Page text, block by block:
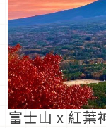
富士山 x 紅葉